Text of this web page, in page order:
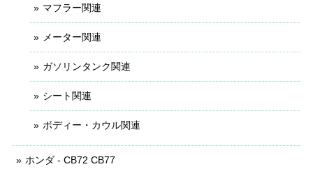
マフラー関連
メーター関連
ガソリンタンク関連
シート関連
ボディー・カウル関連
ホンダ - CB72 CB77